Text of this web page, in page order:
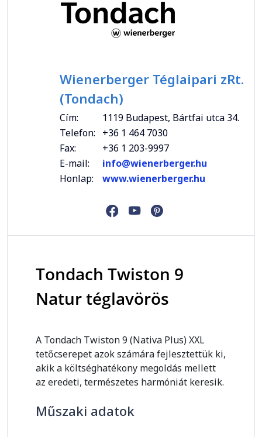
Wienerberger Téglaipari zRt.
(Tondach)
Cím:
1119 Budapest, Bártfai utca 34.
Telefon:
+36 1 464 7030
Fax:
+36 1 203-9997
E-mail:
info@wienerberger.hu
Honlap:
www.wienerberger.hu
Tondach Twiston 9
Natur téglavörös
A Tondach Twiston 9 (Nativa Plus) XXL
tetőcserepet azok számára fejlesztettük ki,
akik a költséghatékony megoldás mellett
az eredeti, természetes harmóniát keresik.
Műszaki adatok